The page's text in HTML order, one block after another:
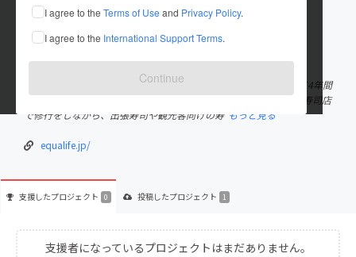
I agree to the Terms of Use and Privacy Policy.
I agree to the International Support Terms.
Continue
これまでに1件のプロジェクトを投稿しています
在住国：日本 現在地：東京都
出身国：日本 出身地：埼玉県
1996年生まれの29歳。 イギリスの大学院を卒業後、社会人として4年間
勤務したのち、寿司職人として独立。 現在は、ミシュラン獲得の寿司店
で修行をしながら、出張寿司や観光客向けの寿 もっと見る
equalife.jp/
支援したプロジェクト 0 投稿したプロジェクト 1
支援者になっているプロジェクトはまだありません。